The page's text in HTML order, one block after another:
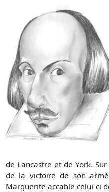
de Lancastre et de York.
de la victoire de son
Marguerite accable celui-ci